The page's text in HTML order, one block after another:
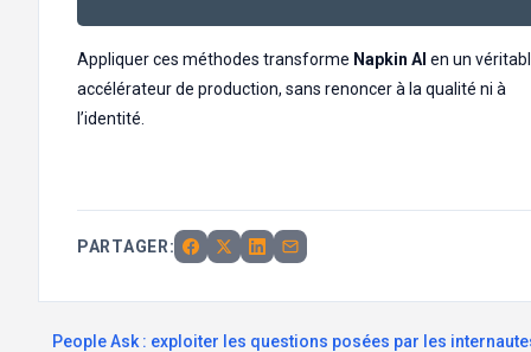
Appliquer ces méthodes transforme Napkin AI en un
accélérateur de production, sans renoncer à la qualité ni à
l’identité.
PARTAGER:
People Ask : exploiter les questions posées par les